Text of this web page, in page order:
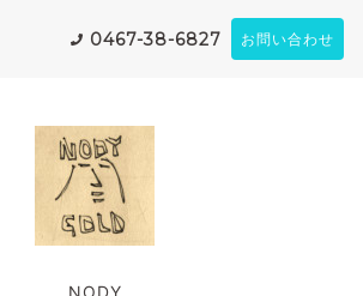
0467-38-6827 お問い合わせ
NODY